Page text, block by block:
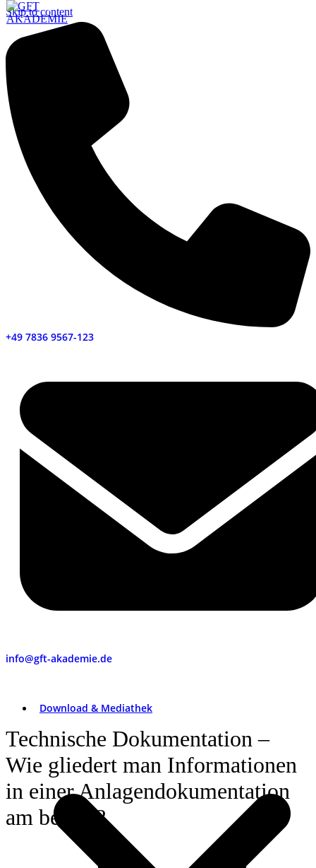
Skip to content
+49 7836 9567-123
info@gft-akademie.de
Download & Mediathek
Technische Dokumentation –
Wie gliedert man Informationen
in einer Anlagendokumentation
am besten?